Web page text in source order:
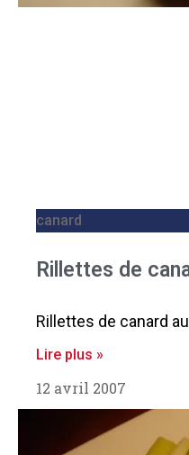
canard
Rillettes de
Rillettes de canard
Lire plus »
12 avril 2007